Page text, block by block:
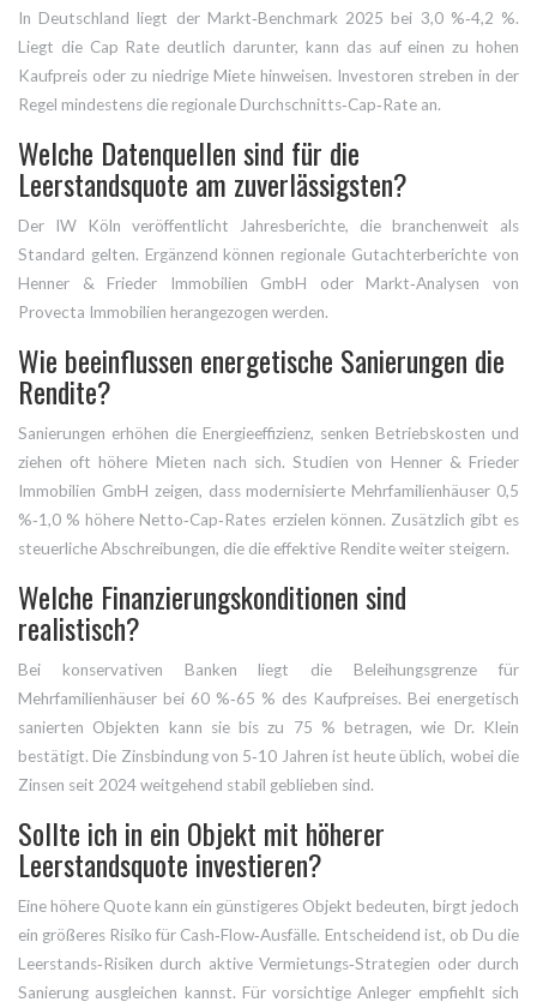
In Deutschland liegt der Markt‑Benchmark 2025 bei 3,0 %‑4,2 %.
Liegt die Cap Rate deutlich darunter, kann das auf einen zu hohen
Kaufpreis oder zu niedrige Miete hinweisen. Investoren streben in der
Regel mindestens die regionale Durchschnitts‑Cap‑Rate an.
Welche Datenquellen sind für die
Leerstandsquote am zuverlässigsten?
Der IW Köln veröffentlicht Jahresberichte, die branchenweit als
Standard gelten. Ergänzend können regionale Gutachterberichte von
Henner & Frieder Immobilien GmbH oder Markt‑Analysen von
Provecta Immobilien herangezogen werden.
Wie beeinflussen energetische Sanierungen die
Rendite?
Sanierungen erhöhen die Energieeffizienz, senken Betriebskosten und
ziehen oft höhere Mieten nach sich. Studien von Henner & Frieder
Immobilien GmbH zeigen, dass modernisierte Mehrfamilienhäuser 0,5
%‑1,0 % höhere Netto‑Cap‑Rates erzielen können. Zusätzlich gibt es
steuerliche Abschreibungen, die die effektive Rendite weiter steigern.
Welche Finanzierungskonditionen sind
realistisch?
Bei konservativen Banken liegt die Beleihungsgrenze für
Mehrfamilienhäuser bei 60 %‑65 % des Kaufpreises. Bei energetisch
sanierten Objekten kann sie bis zu 75 % betragen, wie Dr. Klein
bestätigt. Die Zinsbindung von 5‑10 Jahren ist heute üblich, wobei die
Zinsen seit 2024 weitgehend stabil geblieben sind.
Sollte ich in ein Objekt mit höherer
Leerstandsquote investieren?
Eine höhere Quote kann ein günstigeres Objekt bedeuten, birgt jedoch
ein größeres Risiko für Cash‑Flow‑Ausfälle. Entscheidend ist, ob Du die
Leerstands‑Risiken durch aktive Vermietungs‑Strategien oder durch
Sanierung ausgleichen kannst. Für vorsichtige Anleger empfiehlt sich